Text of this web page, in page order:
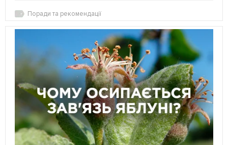
Поради та рекомендації